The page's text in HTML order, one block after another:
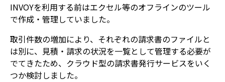
INVOYを利用する前はエクセル等のオフラインのツール
で作成・管理していました。
取引件数の増加により、それぞれの請求書のファイルと
は別に、見積・請求の状況を一覧として管理する必要が
でてきたため、クラウド型の請求書発行サービスをいく
つか検討しました。